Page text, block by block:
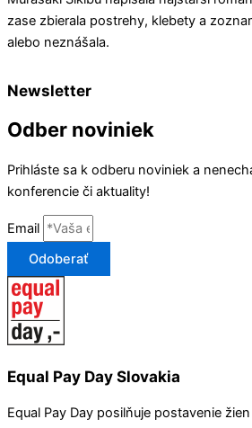
zase zbierala postrehy, klebety a
alebo neznášala.
Newsletter
Odber noviniek
Prihláste sa k odberu noviniek a
konferencie či aktuality!
Email
Odoberať
Equal Pay Day Slovakia
Equal Pay Day posilňuje postavenie